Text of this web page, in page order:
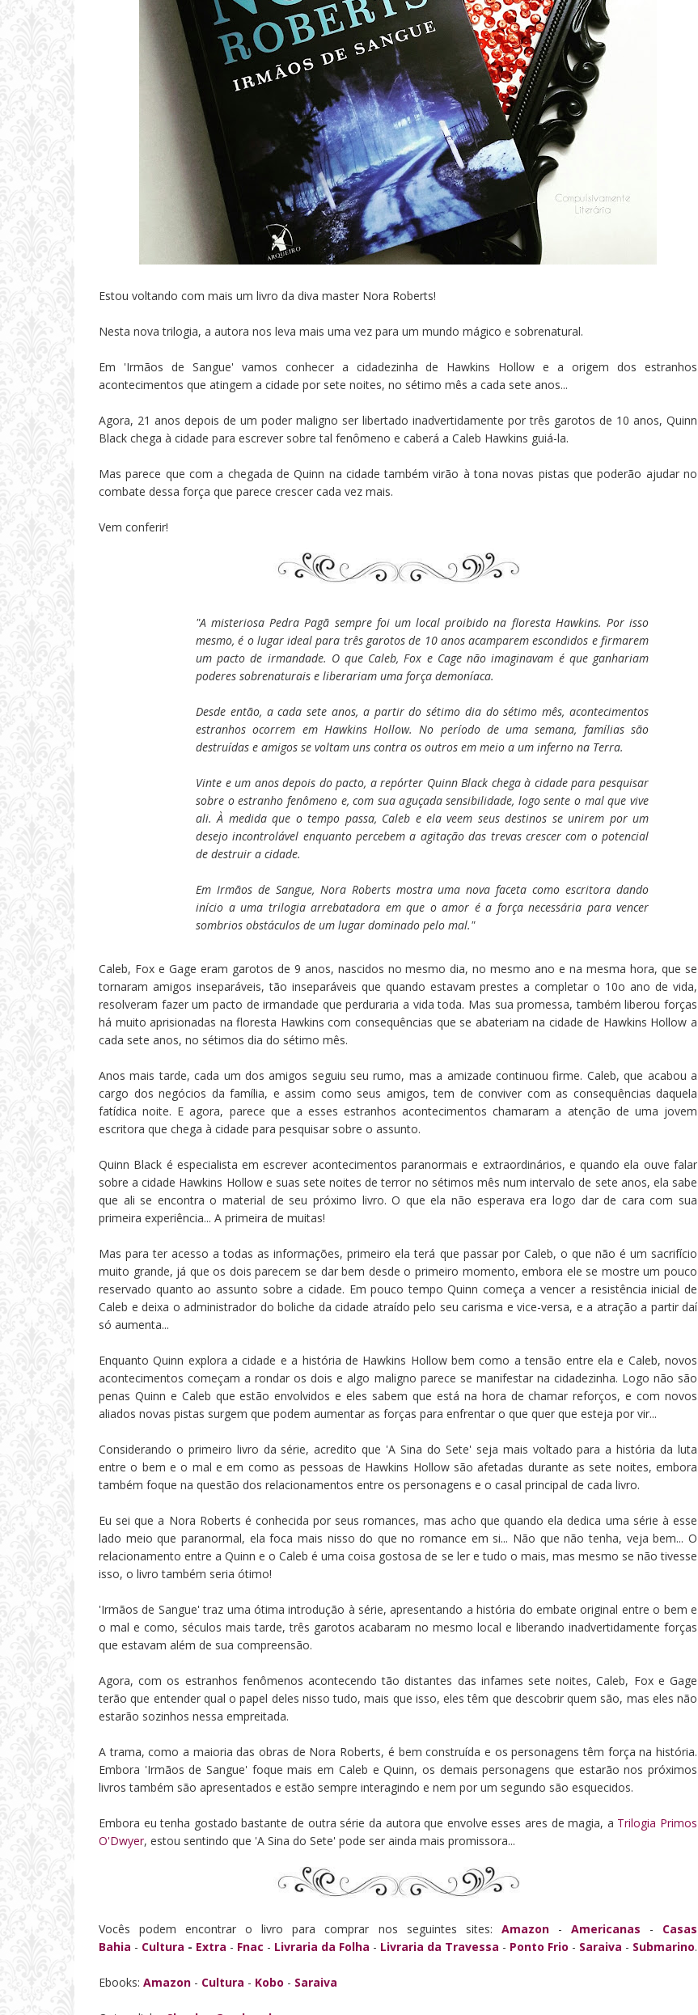
Estou voltando com mais um livro da diva master Nora Roberts!
Nesta nova trilogia, a autora nos leva mais uma vez para um mundo mágico e sobrenatural.
Em 'Irmãos de Sangue' vamos conhecer a cidadezinha de Hawkins Hollow e a origem dos estranhos
acontecimentos que atingem a cidade por sete noites, no sétimo mês a cada sete anos...
Agora, 21 anos depois de um poder maligno ser libertado inadvertidamente por três garotos de 10 anos, Quinn
Black chega à cidade para escrever sobre tal fenômeno e caberá a Caleb Hawkins guiá-la.
Mas parece que com a chegada de Quinn na cidade também virão à tona novas pistas que poderão ajudar no
combate dessa força que parece crescer cada vez mais.
Vem conferir!
"A misteriosa Pedra Pagã sempre foi um local proibido na floresta Hawkins. Por isso
mesmo, é o lugar ideal para três garotos de 10 anos acamparem escondidos e firmarem
um pacto de irmandade. O que Caleb, Fox e Cage não imaginavam é que ganhariam
poderes sobrenaturais e liberariam uma força demoníaca.
Desde então, a cada sete anos, a partir do sétimo dia do sétimo mês, acontecimentos
estranhos ocorrem em Hawkins Hollow. No período de uma semana, famílias são
destruídas e amigos se voltam uns contra os outros em meio a um inferno na Terra.
Vinte e um anos depois do pacto, a repórter Quinn Black chega à cidade para pesquisar
sobre o estranho fenômeno e, com sua aguçada sensibilidade, logo sente o mal que vive
ali. À medida que o tempo passa, Caleb e ela veem seus destinos se unirem por um
desejo incontrolável enquanto percebem a agitação das trevas crescer com o potencial
de destruir a cidade.
Em Irmãos de Sangue, Nora Roberts mostra uma nova faceta como escritora dando
início a uma trilogia arrebatadora em que o amor é a força necessária para vencer
sombrios obstáculos de um lugar dominado pelo mal."
Caleb, Fox e Gage eram garotos de 9 anos, nascidos no mesmo dia, no mesmo ano e na mesma hora, que se
tornaram amigos inseparáveis, tão inseparáveis que quando estavam prestes a completar o 10o ano de vida,
resolveram fazer um pacto de irmandade que perduraria a vida toda. Mas sua promessa, também liberou forças
há muito aprisionadas na floresta Hawkins com consequências que se abateriam na cidade de Hawkins Hollow a
cada sete anos, no sétimos dia do sétimo mês.
Anos mais tarde, cada um dos amigos seguiu seu rumo, mas a amizade continuou firme. Caleb, que acabou a
cargo dos negócios da família, e assim como seus amigos, tem de conviver com as consequências daquela
fatídica noite. E agora, parece que a esses estranhos acontecimentos chamaram a atenção de uma jovem
escritora que chega à cidade para pesquisar sobre o assunto.
Quinn Black é especialista em escrever acontecimentos paranormais e extraordinários, e quando ela ouve falar
sobre a cidade Hawkins Hollow e suas sete noites de terror no sétimos mês num intervalo de sete anos, ela sabe
que ali se encontra o material de seu próximo livro. O que ela não esperava era logo dar de cara com sua
primeira experiência... A primeira de muitas!
Mas para ter acesso a todas as informações, primeiro ela terá que passar por Caleb, o que não é um sacrifício
muito grande, já que os dois parecem se dar bem desde o primeiro momento, embora ele se mostre um pouco
reservado quanto ao assunto sobre a cidade. Em pouco tempo Quinn começa a vencer a resistência inicial de
Caleb e deixa o administrador do boliche da cidade atraído pelo seu carisma e vice-versa, e a atração a partir daí
só aumenta...
Enquanto Quinn explora a cidade e a história de Hawkins Hollow bem como a tensão entre ela e Caleb, novos
acontecimentos começam a rondar os dois e algo maligno parece se manifestar na cidadezinha. Logo não são
penas Quinn e Caleb que estão envolvidos e eles sabem que está na hora de chamar reforços, e com novos
aliados novas pistas surgem que podem aumentar as forças para enfrentar o que quer que esteja por vir...
Considerando o primeiro livro da série, acredito que 'A Sina do Sete' seja mais voltado para a história da luta
entre o bem e o mal e em como as pessoas de Hawkins Hollow são afetadas durante as sete noites, embora
também foque na questão dos relacionamentos entre os personagens e o casal principal de cada livro.
Eu sei que a Nora Roberts é conhecida por seus romances, mas acho que quando ela dedica uma série à esse
lado meio que paranormal, ela foca mais nisso do que no romance em si... Não que não tenha, veja bem... O
relacionamento entre a Quinn e o Caleb é uma coisa gostosa de se ler e tudo o mais, mas mesmo se não tivesse
isso, o livro também seria ótimo!
'Irmãos de Sangue' traz uma ótima introdução à série, apresentando a história do embate original entre o bem e
o mal e como, séculos mais tarde, três garotos acabaram no mesmo local e liberando inadvertidamente forças
que estavam além de sua compreensão.
Agora, com os estranhos fenômenos acontecendo tão distantes das infames sete noites, Caleb, Fox e Gage
terão que entender qual o papel deles nisso tudo, mais que isso, eles têm que descobrir quem são, mas eles não
estarão sozinhos nessa empreitada.
A trama, como a maioria das obras de Nora Roberts, é bem construída e os personagens têm força na história.
Embora 'Irmãos de Sangue' foque mais em Caleb e Quinn, os demais personagens que estarão nos próximos
livros também são apresentados e estão sempre interagindo e nem por um segundo são esquecidos.
Embora eu tenha gostado bastante de outra série da autora que envolve esses ares de magia, a Trilogia Primos
O'Dwyer, estou sentindo que 'A Sina do Sete' pode ser ainda mais promissora...
Vocês podem encontrar o livro para comprar nos seguintes sites: Amazon- Americanas - Casas
Bahia - Cultura - Extra - Fnac - Livraria da Folha - Livraria da Travessa - Ponto Frio - Saraiva - Submarino.
Ebooks: Amazon - Cultura - Kobo - Saraiva